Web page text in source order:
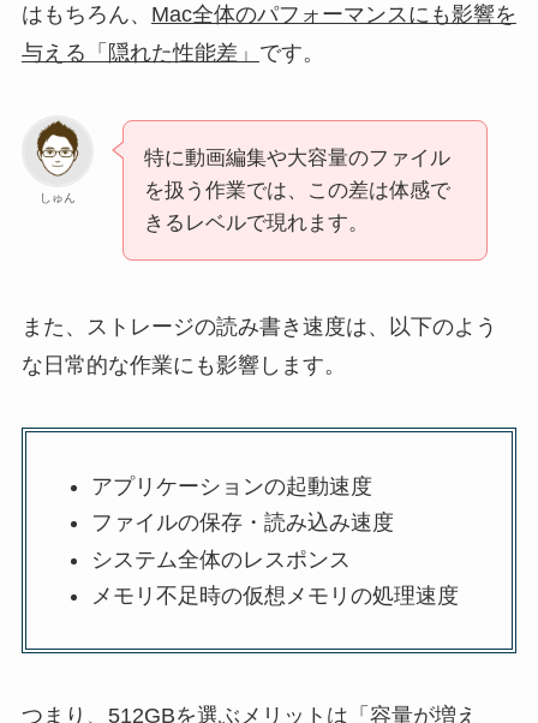
はもちろん、 Mac全体のパフォーマンスにも影響を
与える「隠れた性能差」 です。
しゅん
特に動画編集や大容量のファイル
を扱う作業では、この差は体感で
きるレベルで現れます。
また、ストレージの読み書き速度は、以下のよう
な日常的な作業にも影響します。
アプリケーションの起動速度
ファイルの保存・読み込み速度
システム全体のレスポンス
メモリ不足時の仮想メモリの処理速度
つまり、 512GBを選ぶメリットは「容量が増え